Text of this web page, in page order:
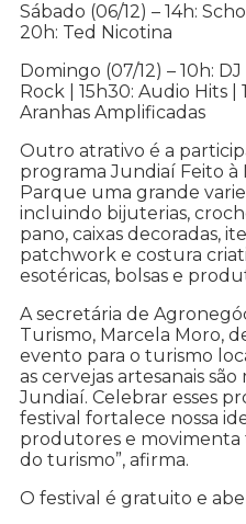
Sábado (06/12) – 14h:
20h: Ted Nicotina
Domingo (07/12) – 10h:
Rock | 15h30: Audio Hits
Aranhas Amplificadas
Outro atrativo é a
programa Jundiaí Feito à
Parque uma grande
incluindo bijuterias,
pano, caixas decoradas,
patchwork e costura
esotéricas, bolsas e
A secretária de
Turismo, Marcela Moro,
evento para o turismo
as cervejas artesanais
Jundiaí. Celebrar esses
festival fortalece nossa
produtores e movimenta
do turismo”, afirma.
O festival é gratuito e